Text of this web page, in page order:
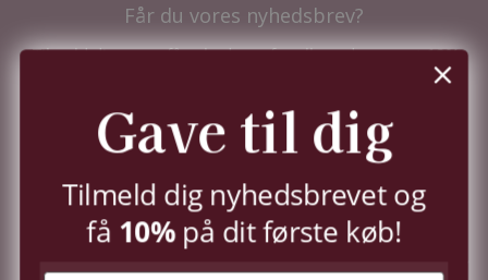
Får du vores nyhedsbrev?
Tilmeld dig nu og få nyhederne før alle andre - samt10%
persondatapolitik.
TILMELD
Gave til dig
Tilmeld dig nyhedsbrevet og
få 10%på dit første køb!